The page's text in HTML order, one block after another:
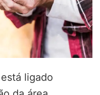
ligado